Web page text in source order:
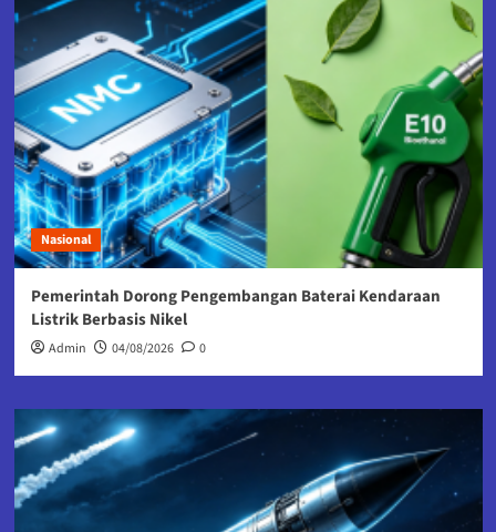
Nasional
Pemerintah Dorong Pengembangan Baterai Kendaraan
Listrik Berbasis Nikel
Admin 04/08/2026 0